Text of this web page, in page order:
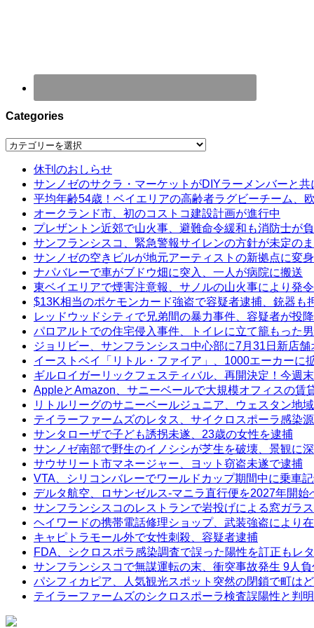
Categories
Categories
休刊のおしらせ
サンノゼのサクラ・マーケットがDIYラーメンバーと共
平均年齢54歳！ベイエリアの高齢者ラグビーチーム、
オークランド市、初のコストコ建設計画が進行中
プレザントン近郊で山火事、避難命令緩和も消防士が
サンフランシスコ、緊急警報サイレンの方針が未定の
サンノゼの空きビルが地元アーティストの新拠点に変身
ナパバレーで車がブドウ畑に突入、一人が病院に搬送
東ベイエリアで煙害注意報、サノルの山火事により発令
$13K相当のポケモンカード強盗で容疑者逮捕、銃器も
レッドウッドシティで兄弟間の暴力事件、容疑者が投降
パロアルトでの住宅侵入事件、トイレに立て籠もった
ジョリビー、サンフランシスコ中心部に7月31日新店舗
イーストベイ「リトル・ファイア」、1000エーカーに
ギルロイガーリックフェスティバル、再開決定！今週
AppleとAmazon、サニーベールで大規模オフィスの賃
リトルリーグのサニーベールジュニア、ウェスタン地
テイラーファームズのレタス、サイクロスポーラ感染
サンタローザで子ども誘拐未遂、23歳の女性を逮捕
サンノゼ南部で野生のイノシシが芝生を破壊、景観に
サウサリート市マネージャー、ヨット窃盗未遂で逮捕
VTA、シリコンバレーでワールドカップ期間中に乗車
デルタ航空、ロサンゼルス-マニラ直行便を2027年開始
サンフランシスコのレストランで岩投げによる窓ガラ
ヘイワードの携帯電話修理ショップ、武装強盗により
キャピトラモール外で女性刺殺、容疑者逮捕
FDA、シクロスポラ感染調査で誤った陽性を訂正もレ
サンフランシスコで無謀運転の末、衝突事故発生 9人負
パシフィカピア、人気観光スポット突然の閉鎖で町は
テイラーファームズのシクロスポーラ検査誤陽性と判